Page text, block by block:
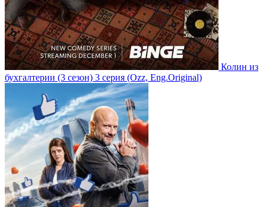
Колин из
бухгалтерии (3 сезон) 3 серия (Ozz, Eng.Original)